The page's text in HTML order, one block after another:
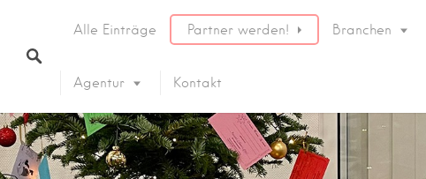
Alle Einträge Partner werden! Branchen
Agentur Kontakt